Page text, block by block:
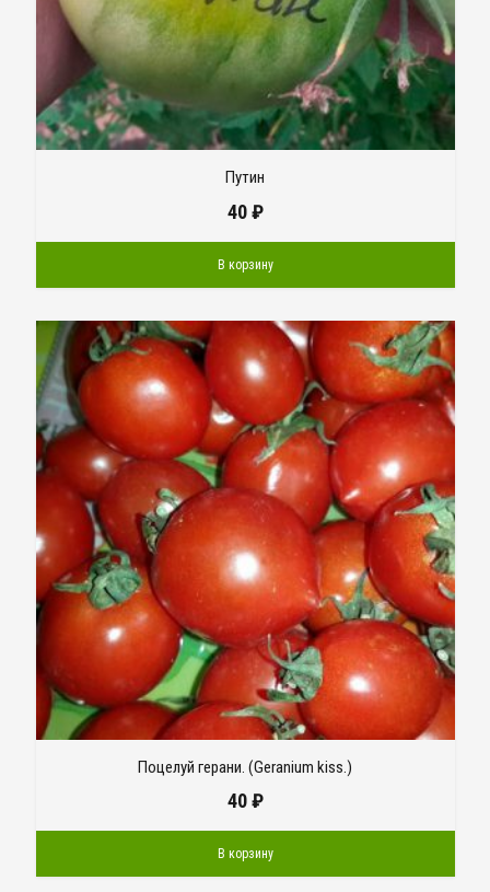
Путин
40₽
В корзину
Поцелуй герани. (Geranium kiss.)
40₽
В корзину